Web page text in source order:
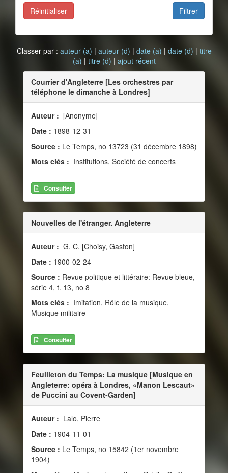
Filtrer
Réinitialiser
Classer par : auteur (a) | auteur (d) | date (a) | date (d) | titre
(a) | titre (d) | ajout récent
Courrier d'Angleterre [Les orchestres par
téléphone le dimanche à Londres]
Auteur : [Anonyme]
Date : 1898-12-31
Source : Le Temps, no 13723 (31 décembre 1898)
Mots clés : Institutions, Société de concerts
Consulter
Nouvelles de l'étranger. Angleterre
Auteur : G. C. [Choisy, Gaston]
Date : 1900-02-24
Source : Revue politique et littéraire: Revue bleue,
série 4, t. 13, no 8
Mots clés : Imitation, Rôle de la musique,
Musique militaire
Consulter
Feuilleton du Temps: La musique [Musique en
Angleterre: opéra à Londres, «Manon Lescaut»
de Puccini au Covent-Garden]
Auteur : Lalo, Pierre
Date : 1904-11-01
Source : Le Temps, no 15842 (1er novembre
1904)